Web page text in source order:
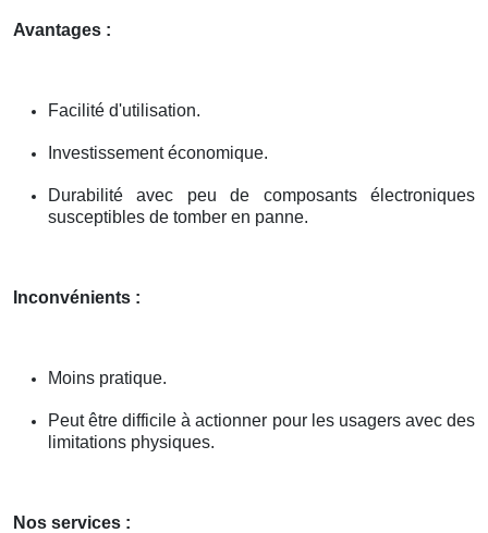
Avantages :
Facilité d'utilisation.
Investissement économique.
Durabilité avec peu de composants électroniques
susceptibles de tomber en panne.
Inconvénients :
Moins pratique.
Peut être difficile à actionner pour les usagers avec des
limitations physiques.
Nos services :